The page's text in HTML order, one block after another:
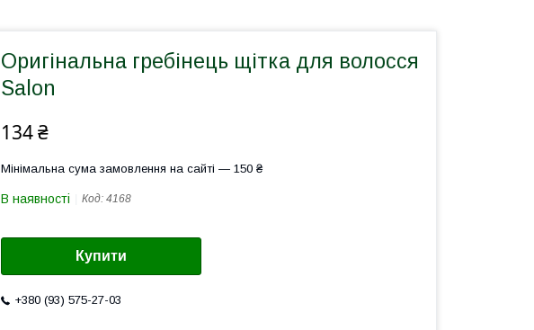
Оригінальна гребінець щітка для волосся
Salon
134 ₴
Мінімальна сума замовлення на сайті — 150 ₴
В наявності Код: 4168
Купити
+380 (93) 575-27-03